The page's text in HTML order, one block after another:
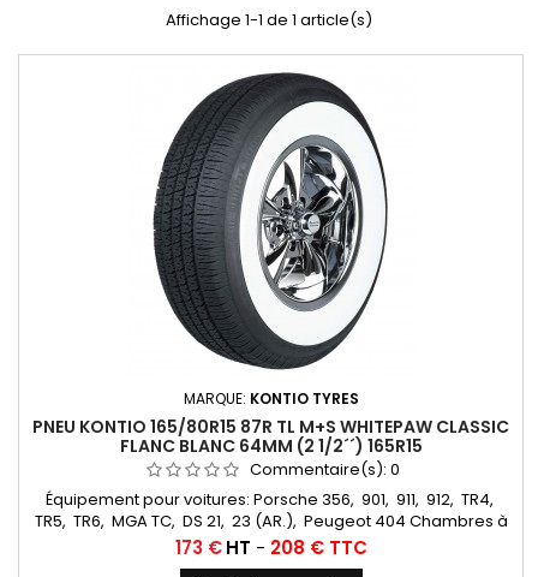
Affichage 1-1 de 1 article(s)
MARQUE: KONTIO TYRES
PNEU KONTIO 165/80R15 87R TL M+S WHITEPAW CLASSIC
FLANC BLANC 64MM (2 1/2´´) 165R15
Commentaire(s): 0
Équipement pour voitures: Porsche 356, 901, 911, 912, TR4,
TR5, TR6, MGA TC, DS 21, 23 (AR.), Peugeot 404 Chambres à
air conseillées: 145/155/165/500/560/185/70X15 Michelin valve
oblique Caoutchouc (15E13) Autres appellations: 165R15,
Prix
173 € HT - 208 € TTC